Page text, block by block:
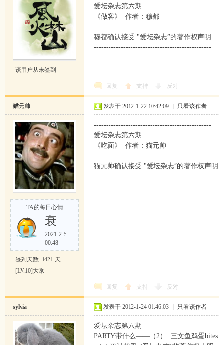
该用户从未签到
爱坛杂志第六期
《做客》 作者：穆都
穆都确认接受 "爱坛杂志”的著作权声明
------------------------------------------------
回复 支持 反对
猫元帅
TA的每日心情
衰
2021-2-5
00:48
签到天数: 1421 天
[LV.10]大乘
发表于 2012-1-22 10:42:09 只看该作者
------------------------------------------------
爱坛杂志第六期
《吃面》 作者：猫元帅
猫元帅确认接受 "爱坛杂志”的著作权声明
回复 支持 反对
sylvia 发表于 2012-1-24 01:46:03 只看该作者
爱坛杂志第六期
PARTY带什么——（2） 三文鱼鸡蛋